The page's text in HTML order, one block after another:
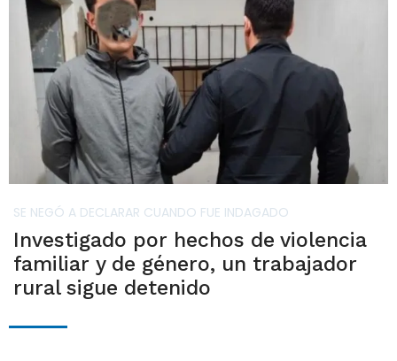
SE NEGÓ A DECLARAR CUANDO FUE INDAGADO
Investigado por hechos de violencia
familiar y de género, un trabajador
rural sigue detenido